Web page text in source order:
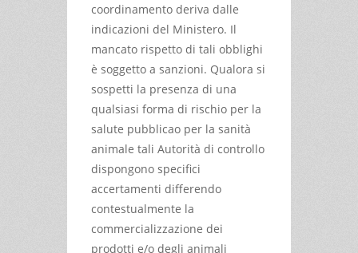
coordinamento deriva dalle
indicazioni del Ministero. Il
mancato rispetto di tali obblighi
è soggetto a sanzioni. Qualora si
sospetti la presenza di una
qualsiasi forma di rischio per la
salute pubblicao per la sanità
animale tali Autorità di controllo
dispongono specifici
accertamenti differendo
contestualmente la
commercializzazione dei
prodotti e/o degli animali